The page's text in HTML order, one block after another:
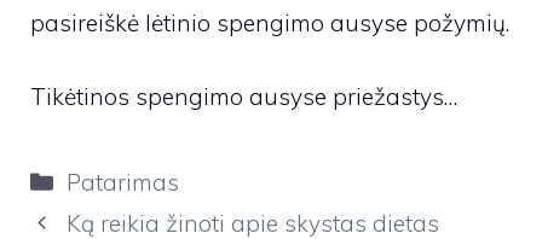
pasireiškė lėtinio spengimo ausyse požymių.
Tikėtinos spengimo ausyse priežastys…
Kategorijos
Patarimas
Ką reikia žinoti apie skystas dietas